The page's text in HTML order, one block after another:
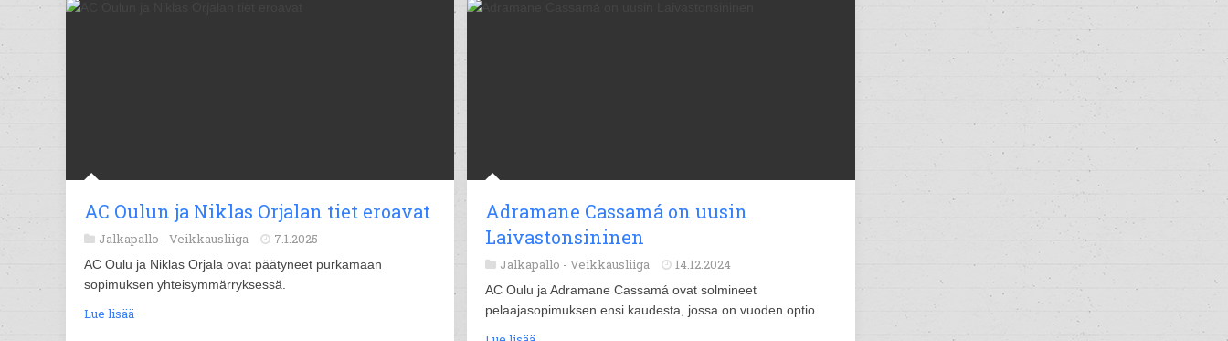
AC Oulun ja Niklas Orjalan tiet eroavat
Jalkapallo - Veikkausliiga 7.1.2025
AC Oulu ja Niklas Orjala ovat päätyneet purkamaan
sopimuksen yhteisymmärryksessä.
Lue lisää
Adramane Cassamá on uusin
Laivastonsininen
Jalkapallo - Veikkausliiga 14.12.2024
AC Oulu ja Adramane Cassamá ovat solmineet
pelaajasopimuksen ensi kaudesta, jossa on vuoden optio.